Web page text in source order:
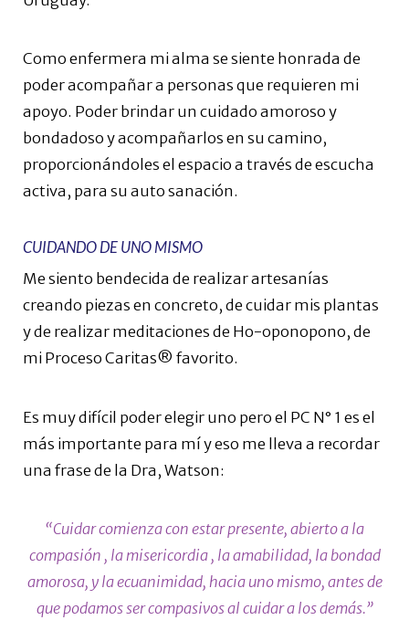
Como enfermera mi alma se siente honrada de
poder acompañar a personas que requieren mi
apoyo. Poder brindar un cuidado amoroso y
bondadoso y acompañarlos en su camino,
proporcionándoles el espacio a través de escucha
activa, para su auto sanación.
CUIDANDO DE UNO MISMO
Me siento bendecida de realizar artesanías
creando piezas en concreto, de cuidar mis plantas
y de realizar meditaciones de Ho-oponopono, de
mi Proceso Caritas® favorito.
Es muy difícil poder elegir uno pero el PC N° 1 es el
más importante para mí y eso me lleva a recordar
una frase de la Dra, Watson:
“Cuidar comienza con estar presente, abierto a la
compasión , la misericordia , la amabilidad, la bondad
amorosa, y la ecuanimidad, hacia uno mismo, antes de
que podamos ser compasivos al cuidar a los demás.”